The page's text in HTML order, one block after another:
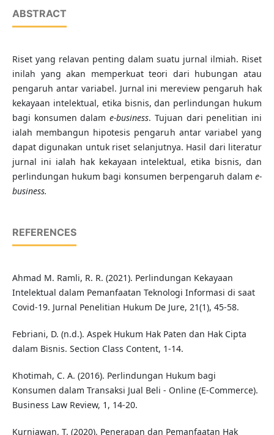
ABSTRACT
Riset yang relavan penting dalam suatu jurnal ilmiah. Riset
inilah yang akan memperkuat teori dari hubungan atau
pengaruh antar variabel. Jurnal ini mereview pengaruh hak
kekayaan intelektual, etika bisnis, dan perlindungan hukum
bagi konsumen dalame-business. Tujuan dari penelitian ini
ialah membangun hipotesis pengaruh antar variabel yang
dapat digunakan untuk riset selanjutnya. Hasil dari literatur
jurnal ini ialah hak kekayaan intelektual, etika bisnis, dan
perlindungan hukum bagi konsumen berpengaruh dalame-
business.
REFERENCES
Ahmad M. Ramli, R. R. (2021). Perlindungan Kekayaan
Intelektual dalam Pemanfaatan Teknologi Informasi di saat
Covid-19. Jurnal Penelitian Hukum De Jure, 21(1), 45-58.
Febriani, D. (n.d.). Aspek Hukum Hak Paten dan Hak Cipta
dalam Bisnis. Section Class Content, 1-14.
Khotimah, C. A. (2016). Perlindungan Hukum bagi
Konsumen dalam Transaksi Jual Beli - Online (E-Commerce).
Business Law Review, 1, 14-20.
Kurniawan, T. (2020). Penerapan dan Pemanfaatan Hak